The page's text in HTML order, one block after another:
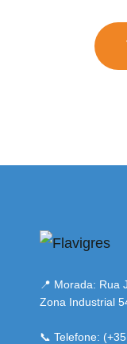
📍 Morada: Rua
Zona Industrial
📞 Telefone: